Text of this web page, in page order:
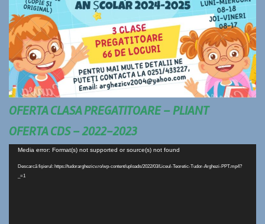
OFERTA CLASA PREGATITOARE – PLIANT
OFERTA CDS – 2022-2023
Player
video
Media error: Format(s) not supported or source(s) not found
Descarcă fișierul: https://tudorarghezicv.ro/wp-content/uploads/2022/03/Liceul-Teoretic-Tudor-Arghezi-PPT.mp4?
_=1